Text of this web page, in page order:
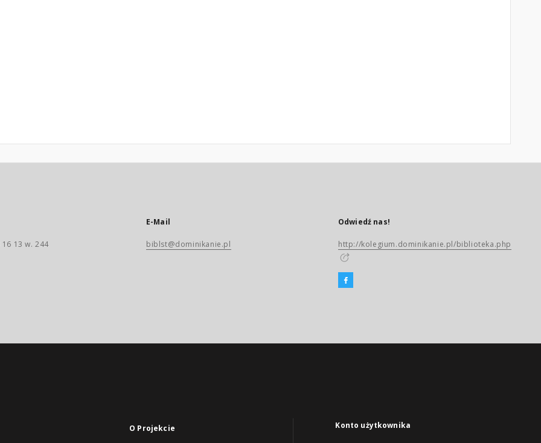
13 w. 244
E-Mail
biblst@dominikanie.pl
Odwiedź nas!
http://kolegium.dominikanie.pl/biblioteka.php
O Projekcie Konto użytkownika